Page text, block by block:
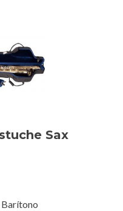
Sax
Barítono